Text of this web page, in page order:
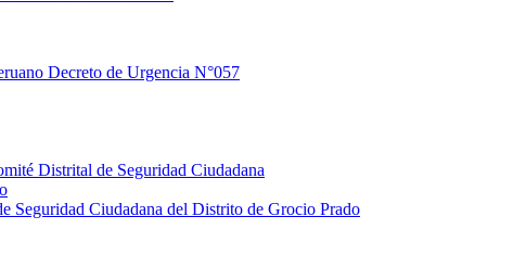
Decreto de Urgencia N°057
Distrital de Seguridad Ciudadana
Seguridad Ciudadana del Distrito de Grocio Prado